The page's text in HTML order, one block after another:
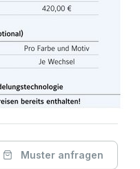
Muster anfragen